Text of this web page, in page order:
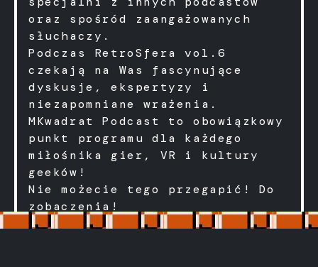
oraz spośród zaangażowanych
słuchaczy.
Podczas RetroSfera vol.6
czekają na Was fascynujące
dyskusje, ekspertyzy i
niezapomniane wrażenia.
MKwadrat Podcast to obowiązkowy
punkt programu dla każdego
miłośnika gier, VR i kultury
geeków!
Nie możecie tego przegapić! Do
zobaczenia!